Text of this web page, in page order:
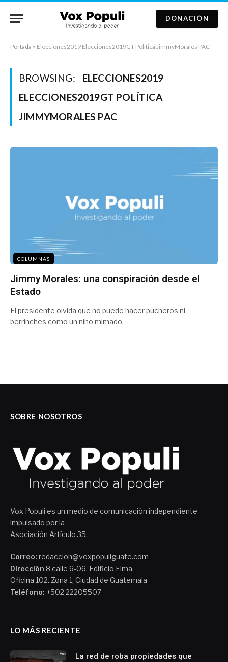
DONACIÓN
Portada » Elecciones2019 Elecciones2019GT Política JimmyMorales PAC
BROWSING:
ELECCIONES2019
ELECCIONES2019GT POLÍTICA
JIMMYMORALES PAC
COLUMNAS
Jimmy Morales: una conspiración desde el
Estado
El presidente olvida que no puede hacer pucheros ni
berrinches como un niño mimado.
SOBRE NOSOTROS
Vox Populi es un medio de comunicación independiente
impulsado por la
Asociación Artículo 35.
Correo: redaccion@voxpopuliguate.com
Dirección 8 calle 6-06. Edificio Elma,
Oficina 102. Zona 1, Ciudad de Guatemala
Teléfono: +502 22205507
LO MÁS RECIENTE
La red de roba propiedades que